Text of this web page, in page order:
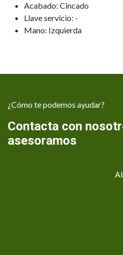
Acabado: Cincado
Llave servicio: -
Mano: Izquierda
¿Cómo te podemos ayudar?
Contacta con
asesoramos